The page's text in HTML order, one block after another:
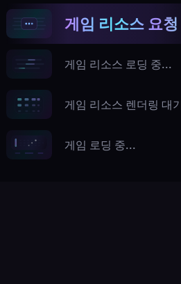
게임 리소스 요
게임 리소스 로딩 중...
게임 리소스 렌더링 대
게임 로딩 중...